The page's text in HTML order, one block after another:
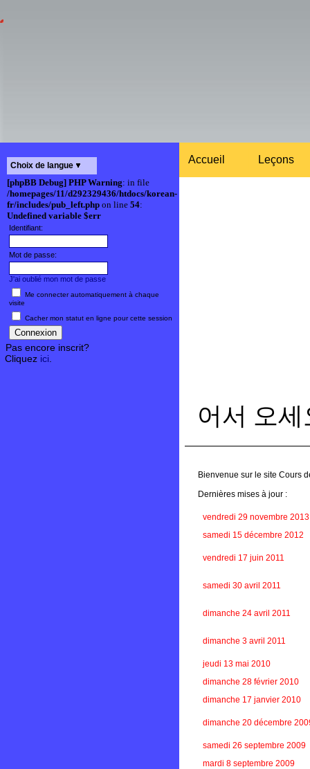
Choix de langue
[phpBB Debug] PHP Warning: in file
/homepages/11/d292329436/htdocs/korean-
fr/includes/pub_left.php on line 54:
Undefined variable $err
Identifiant:
Mot de passe:
J'ai oublié mon mot de passe
Me connecter automatiquement à chaque
visite
Cacher mon statut en ligne pour cette session
Pas encore inscrit?
Cliquez ici
Accueil Leçons
어서 오
Bienvenue sur le site Cours
Dernières mises à jour :
vendredi 29 novembre 2013
samedi 15 décembre 2012
vendredi 17 juin 2011
samedi 30 avril 2011
dimanche 24 avril 2011
dimanche 3 avril 2011
jeudi 13 mai 2010
dimanche 28 février 2010
dimanche 17 janvier 2010
dimanche 20 décembre
samedi 26 septembre 2009
mardi 8 septembre 2009